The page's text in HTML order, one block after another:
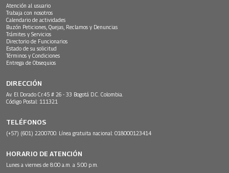
Atención al usuario
Trabaja con nosotros
Calendario de actividades
Buzón Peticiones, Quejas, Reclamos y Denuncias
Trámites y Servicios
Directorio de Funcionarios
Estado de su solicitud
Términos y Condiciones
Entrega de Obsequios
DIRECCIÓN
Av. El Dorado Cr.45 # 26 - 33 Bogotá D.C. Colombia.
Código Postal: 111321
TELÉFONOS
(+57) (601) 2200700. Línea gratuita nacional: 018000123414
HORARIO DE ATENCIÓN
Lunes a viernes de 8:00 a.m. a 5:00 p.m.